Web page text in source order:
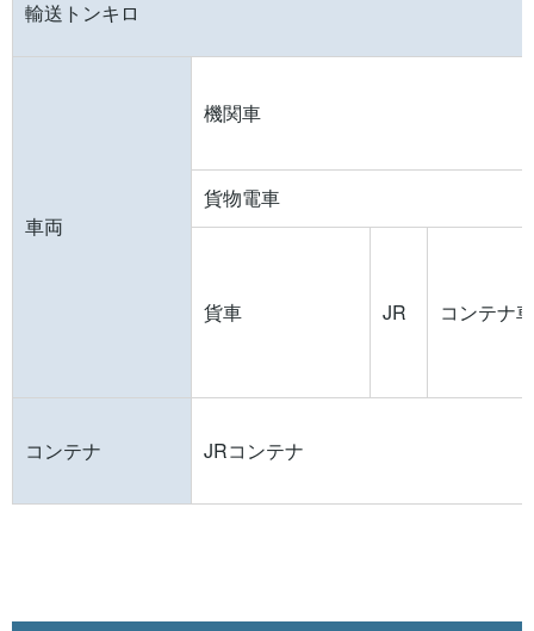
輸送トンキロ
車両
機関車
貨物電車
貨車 JR コンテナ車
コンテナ JRコンテナ